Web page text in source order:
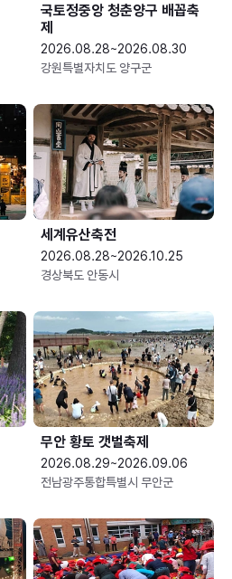
국토정중앙 청춘양구 배꼽축
제
2026.08.28~2026.08.30
강원특별자치도 양구군
세계유산축전
2026.08.28~2026.10.25
경상북도 안동시
무안 황토 갯벌축제
2026.08.29~2026.09.06
전남광주통합특별시 무안군